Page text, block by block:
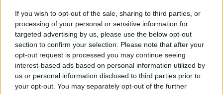
If you wish to opt-out of the sale, sharing to third parties, or
processing of your personal or sensitive information for
targeted advertising by us, please use the below opt-out
section to confirm your selection. Please note that after your
opt-out request is processed you may continue seeing
interest-based ads based on personal information utilized by
us or personal information disclosed to third parties prior to
your opt-out. You may separately opt-out of the further